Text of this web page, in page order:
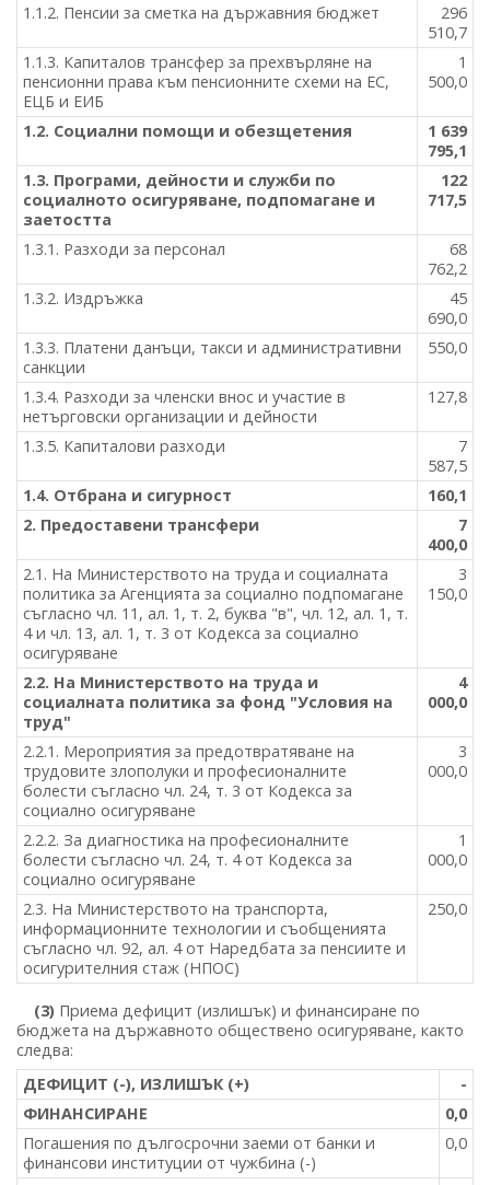
1.1.2. Пенсии за сметка на държавния бюджет
296
510,7
1.1.3. Капиталов трансфер за прехвърляне на
пенсионни права към пенсионните схеми на ЕС,
ЕЦБ и ЕИБ
1
500,0
1.2. Социални помощи и обезщетения
1 639
795,1
1.3. Програми, дейности и служби по
социалното осигуряване, подпомагане и
заетостта
122
717,5
1.3.1. Разходи за персонал
68
762,2
1.3.2. Издръжка
45
690,0
1.3.3. Платени данъци, такси и административни
санкции
550,0
1.3.4. Разходи за членски внос и участие в
нетърговски организации и дейности
127,8
1.3.5. Капиталови разходи
7
587,5
1.4. Отбрана и сигурност
160,1
2. Предоставени трансфери
7
400,0
2.1. На Министерството на труда и социалната
политика за Агенцията за социално подпомагане
съгласно чл. 11, ал. 1, т. 2, буква "в", чл. 12, ал. 1, т.
4 и чл. 13, ал. 1, т. 3 от Кодекса за социално
осигуряване
3
150,0
2.2. На Министерството на труда и
социалната политика за фонд "Условия на
труд"
4
000,0
2.2.1. Мероприятия за предотвратяване на
трудовите злополуки и професионалните
болести съгласно чл. 24, т. 3 от Кодекса за
социално осигуряване
3
000,0
2.2.2. За диагностика на професионалните
болести съгласно чл. 24, т. 4 от Кодекса за
социално осигуряване
1
000,0
2.3. На Министерството на транспорта,
информационните технологии и съобщенията
съгласно чл. 92, ал. 4 от Наредбата за пенсиите и
осигурителния стаж (НПОС)
250,0
(3) Приема дефицит (излишък) и финансиране по
бюджета на държавното обществено осигуряване, както
следва:
ДЕФИЦИТ (-), ИЗЛИШЪК (+)
-
ФИНАНСИРАНЕ
0,0
Погашения по дългосрочни заеми от банки и
финансови институции от чужбина (-)
0,0